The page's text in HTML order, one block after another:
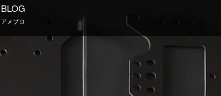
BLOG
アメブロ